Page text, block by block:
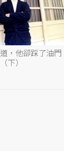
，他卻踩了油門
）